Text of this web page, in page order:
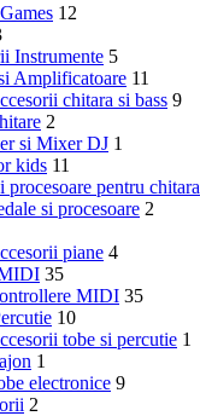
12
Instrumente 5
Amplificatoare 11
chitara si bass 9
2
si Mixer DJ 1
kids 11
procesoare pentru chitara
si procesoare 2
piane 4
35
MIDI 35
10
tobe si percutie 1
1
electronice 9
2